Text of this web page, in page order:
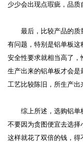
少少会出现点瑕疵，品质
最后，比较产品的质
有问题，特别是铝单板
安全性要求就相当高了
生产出来的铝单板才会是
工艺比较陈旧，所生产出
综上所述，选购铝单
不要因为贪图便宜去选择
这样就花了双倍的钱，